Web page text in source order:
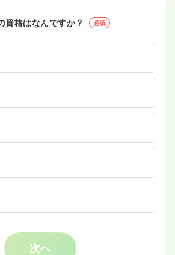
資格はなんですか？ 必須
次へ